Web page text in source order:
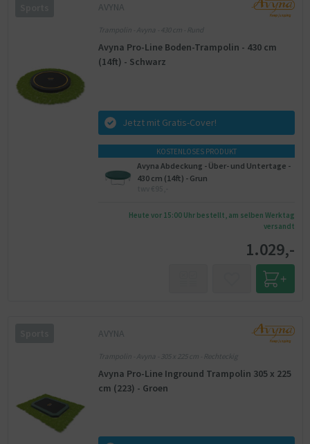
AVYNA
Trampolin - Avyna - 430 cm - Rund
Avyna Pro-Line Boden-Trampolin - 430 cm
(14ft) - Schwarz
Jetzt mit Gratis-Cover!
KOSTENLOSES PRODUKT
Avyna Abdeckung - Über- und Untertage -
430 cm (14ft) - Grun
Heute vor 15:00 Uhr bestellt, am selben Werktag
versandt
1.029,-
AVYNA
Trampolin - Avyna - 305 x 225 cm - Rechteckig
Avyna Pro-Line Inground Trampolin 305 x 225
cm (223) - Groen